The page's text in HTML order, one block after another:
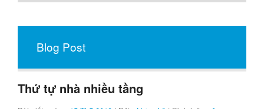
Blog Post
Thứ tự nhà nhiều tầng